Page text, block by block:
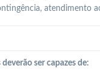
atendimento
ser capazes de: